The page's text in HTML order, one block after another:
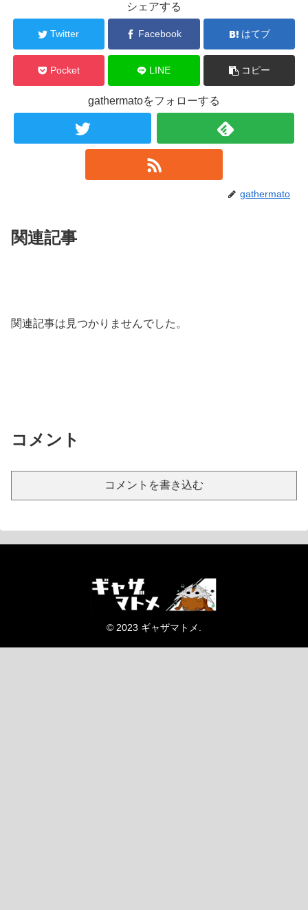
シェアする
Twitter Facebook はてブ
Pocket LINE コピー
gathermatoをフォローする
gathermato
関連記事
関連記事は見つかりませんでした。
コメント
コメントを書き込む
© 2023 ギャザマトメ.